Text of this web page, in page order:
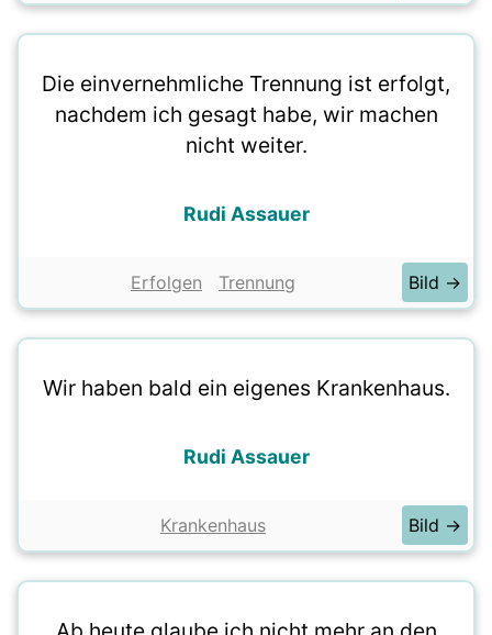
Die einvernehmliche Trennung ist erfolgt,
nachdem ich gesagt habe, wir machen
nicht weiter.
Rudi Assauer
Erfolgen Trennung Bild →
Wir haben bald ein eigenes Krankenhaus.
Rudi Assauer
Krankenhaus Bild →